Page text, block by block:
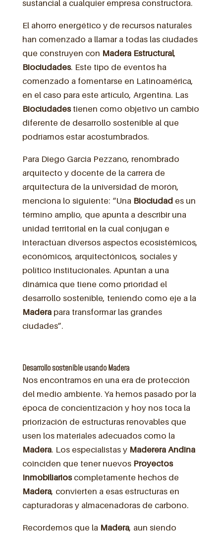
sustancial a cualquier empresa constructora.
El ahorro energético y de recursos naturales
han comenzado a llamar a todas las ciudades
que construyen con Madera Estructural,
Biociudades. Este tipo de eventos ha
comenzado a fomentarse en Latinoamérica,
en el caso para este artículo, Argentina. Las
Biociudadestienen como objetivo un cambio
diferente de desarrollo sostenible al que
podríamos estar acostumbrados.
Para Diego Garcia Pezzano, renombrado
arquitecto y docente de la carrera de
arquitectura de la universidad de morón,
menciona lo siguiente: “Una Biociudad es un
término amplio, que apunta a describir una
unidad territorial en la cual conjugan e
interactúan diversos aspectos ecosistémicos,
económicos, arquitectónicos, sociales y
político institucionales. Apuntan a una
dinámica que tiene como prioridad el
desarrollo sostenible, teniendo como eje a la
Maderapara transformar las grandes
ciudades”.
Desarrollo sostenible usando Madera
Nos encontramos en una era de protección
del medio ambiente. Ya hemos pasado por la
época de concientización y hoy nos toca la
priorización de estructuras renovables que
usen los materiales adecuados como la
Madera. Los especialistas y Maderera Andina
coinciden que tener nuevos Proyectos
Inmobiliarioscompletamente hechos de
Madera, convierten a esas estructuras en
capturadoras y almacenadoras de carbono.
Recordemos que la Madera, aun siendo